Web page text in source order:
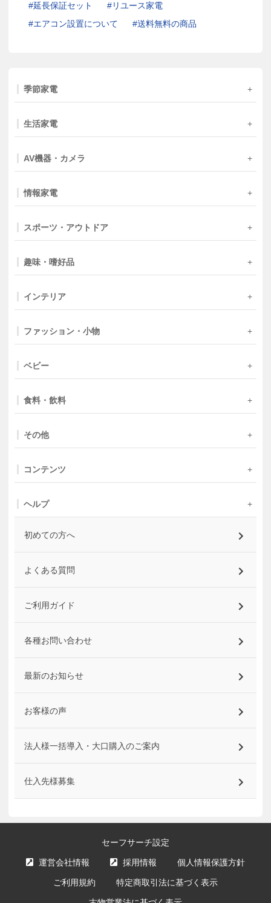
延長保証セット
リユース家電
エアコン設置について
送料無料の商品
季節家電
生活家電
AV機器・カメラ
情報家電
スポーツ・アウトドア
趣味・嗜好品
インテリア
ファッション・小物
ベビー
食料・飲料
その他
コンテンツ
ヘルプ
初めての方へ
よくある質問
ご利用ガイド
各種お問い合わせ
最新のお知らせ
お客様の声
法人様一括導入・大口購入のご案内
仕入先様募集
セーフサーチ設定
運営会社情報 採用情報 個人情報保護方針
ご利用規約 特定商取引法に基づく表示